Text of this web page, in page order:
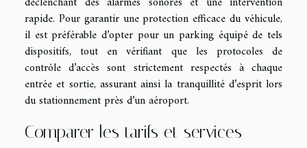
rapide. Pour garantir une protection efficace du véhicule,
il est préférable d’opter pour un parking équipé de tels
dispositifs, tout en vérifiant que les protocoles de
contrôle d’accès sont strictement respectés à chaque
entrée et sortie, assurant ainsi la tranquillité d’esprit lors
du stationnement près d’un aéroport.
Comparer les tarifs et services